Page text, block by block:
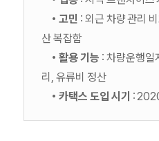
• 고민 : 외근 차량 관리
산 복잡함
• 활용 기능 : 차량운행일
리, 유류비 정산
• 카택스 도입 시기 :